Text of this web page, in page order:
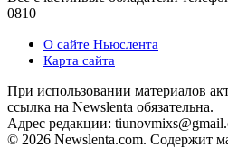
0810
О сайте Ньюслента
Карта сайта
При использовании материалов
ссылка на Newslenta обязательна.
Адрес редакции:
© 2026 Newslenta.com. Содержит